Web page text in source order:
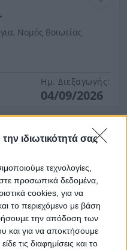
ιδιωτικότητά σας
τεχνολογίες,
προσωπικά δεδομένα,
cookies, για να
το περιεχόμενο με βάση
την απόδοση των
και για να αποκτήσουμε
τις διαφημίσεις και το
Νομός Βοιωτίας
Ημ. Διεξαγωγής:
04/09/2026
Νομός Βοιωτίας